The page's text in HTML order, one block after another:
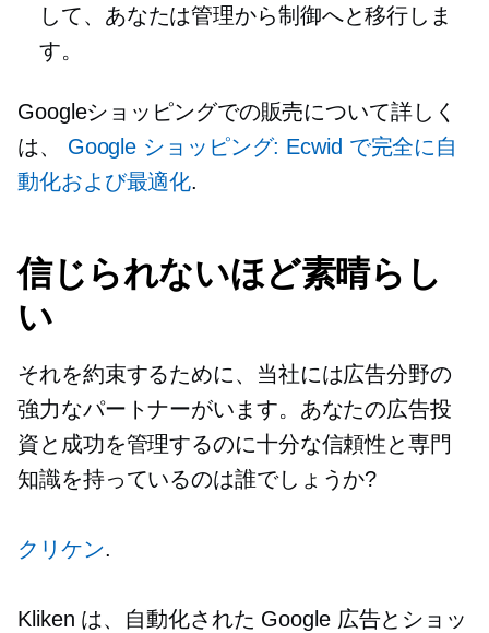
して、あなたは管理から制御へと移行しま
す。
Googleショッピングでの販売について詳しく
は、 Google ショッピング: Ecwid で完全に自
動化および最適化.
信じられないほど素晴らし
い
それを約束するために、当社には広告分野の
強力なパートナーがいます。あなたの広告投
資と成功を管理するのに十分な信頼性と専門
知識を持っているのは誰でしょうか?
クリケン.
Kliken は、自動化された Google 広告とショッ